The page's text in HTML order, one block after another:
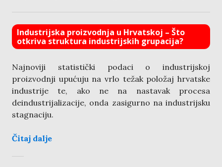
Industrijska proizvodnja u Hrvatskoj – Što
otkriva struktura industrijskih grupacija?
Najnoviji statistički podaci o industrijskoj
proizvodnji upućuju na vrlo težak položaj hrvatske
industrije te, ako ne na nastavak procesa
deindustrijalizacije, onda zasigurno na industrijsku
stagnaciju.
Čitaj dalje